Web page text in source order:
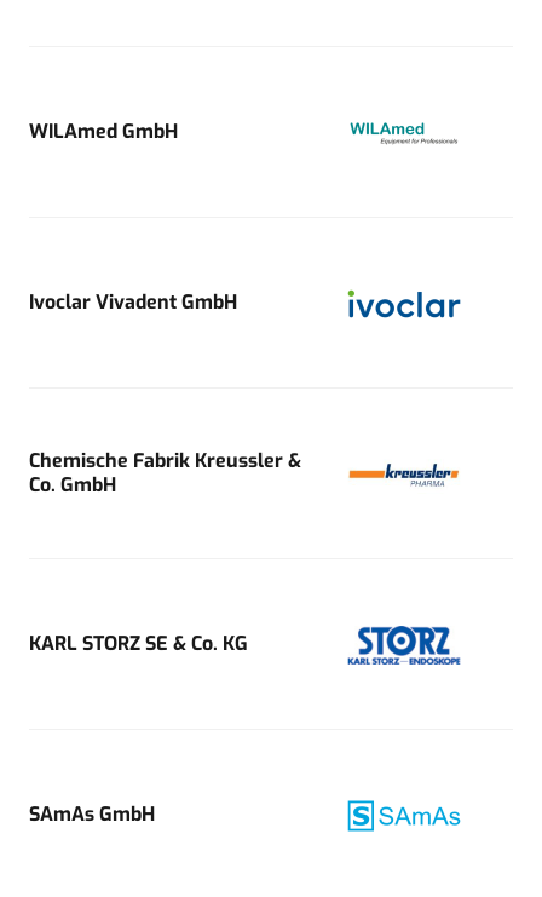
WILAmed GmbH
Ivoclar Vivadent GmbH
Chemische Fabrik Kreussler &
Co. GmbH
KARL STORZ SE & Co. KG
SAmAs GmbH